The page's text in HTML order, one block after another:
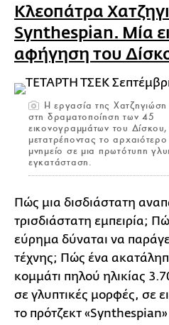
Κλεοπάτρα
Synthespian. Μία
αφήγηση του
Η εργασία της Χατζηγιώση
στη δραματοποίηση των 45
εικονογραμμάτων του Δίσκου,
μετατρέποντας το
μνημείο σε μια πρωτότυπη
εγκατάσταση.
Πώς μια δισδιάστατη
τρισδιάστατη εμπειρία;
εύρημα δύναται να
τέχνης; Πώς ένα
κομμάτι πηλού ηλικίας
σε γλυπτικές μορφές, σε
το πρότζεκτ